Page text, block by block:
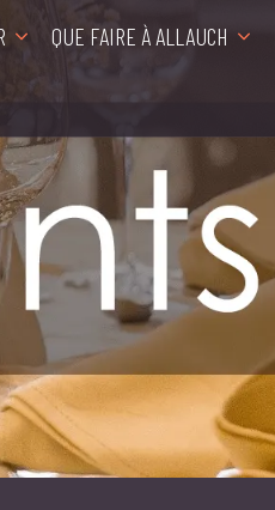
QUE FAIRE À ALLAUCH